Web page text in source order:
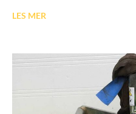
LES MER